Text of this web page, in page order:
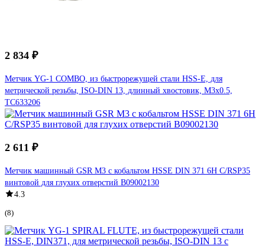
2 834 ₽
Метчик YG-1 COMBO, из быстрорежущей стали HSS-E, для
метрической резьбы, ISO-DIN 13, длинный хвостовик, M3x0.5,
TC633206
2 611 ₽
Метчик машинный GSR М3 с кобальтом HSSE DIN 371 6H C/RSP35
винтовой для глухих отверстий B09002130
4.3
(8)